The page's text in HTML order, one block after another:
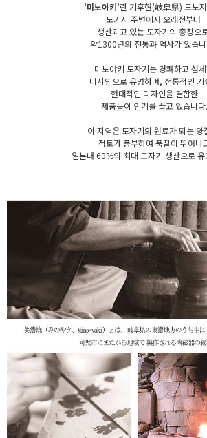
'미노야키'란 기후현(岐阜県) 도노
도키시 주변에서 오래전부터
생산되고 있는 도자기의 총칭으
약1300년의 전통과 역사가 있습
미노야키 도자기는 경쾌하고 섬
디자인으로 유명하며, 전통적인 기
현대적인 디자인을 결합한
제품들이 인기를 끌고 있습니다.
이 지역은 도자기의 원료가 되는 양
점토가 풍부하여 품질이 뛰어나
일본내 60%의 최대 도자기 생산으로 유